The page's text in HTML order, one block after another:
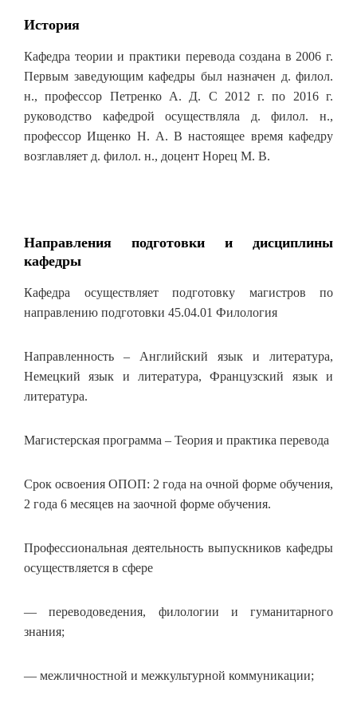
История
Кафедра теории и практики перевода создана в 2006 г.
Первым заведующим кафедры был назначен д. филол.
н., профессор Петренко А. Д. С 2012 г. по 2016 г.
руководство кафедрой осуществляла д. филол. н.,
профессор Ищенко Н. А. В настоящее время кафедру
возглавляет д. филол. н., доцент Норец М. В.
Направления подготовки и дисциплины
кафедры
Кафедра осуществляет подготовку магистров по
направлению подготовки 45.04.01 Филология
Направленность – Английский язык и литература,
Немецкий язык и литература, Французский язык и
литература.
Магистерская программа – Теория и практика перевода
Срок освоения ОПОП: 2 года на очной форме обучения,
2 года 6 месяцев на заочной форме обучения.
Профессиональная деятельность выпускников кафедры
осуществляется в сфере
— переводоведения, филологии и гуманитарного
знания;
— межличностной и межкультурной коммуникации;